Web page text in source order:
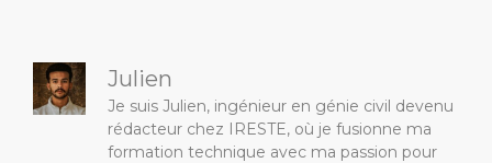
Julien
Je suis Julien, ingénieur en génie civil devenu
rédacteur chez IRESTE, où je fusionne ma
formation technique avec ma passion pour